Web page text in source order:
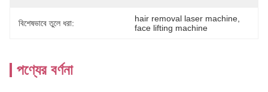
বিশেষভাবে তুলে ধরা: hair removal laser machine
face lifting machine
পণ্যের বর্ণনা